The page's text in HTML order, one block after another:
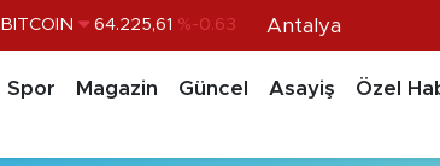
BITCOIN 64.225,61 %-0.63
STERLİN 64,2463 %0.07
Antalya
Spor Magazin Güncel Asayiş
Özel